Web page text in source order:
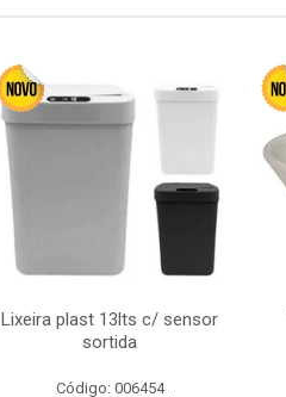
Lixeira plast 13lts c/ sensor
sortida
Código: 006454